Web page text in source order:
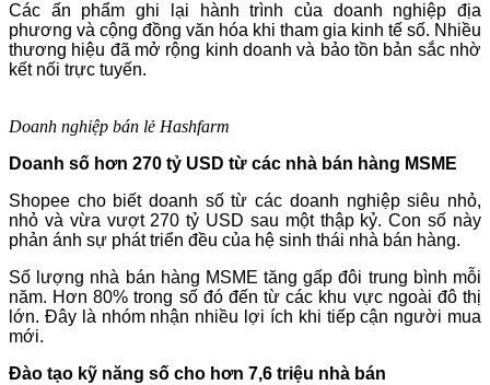
Các ấn phẩm ghi lại hành trình của doanh nghiệp địa
phương và cộng đồng văn hóa khi tham gia kinh tế số. Nhiều
thương hiệu đã mở rộng kinh doanh và bảo tồn bản sắc nhờ
kết nối trực tuyến.
Doanh nghiệp bán lẻ Hashfarm
Doanh số hơn 270 tỷ USD từ các nhà bán hàng MSME
Shopee cho biết doanh số từ các doanh nghiệp siêu nhỏ,
nhỏ và vừa vượt 270 tỷ USD sau một thập kỷ. Con số này
phản ánh sự phát triển đều của hệ sinh thái nhà bán hàng.
Số lượng nhà bán hàng MSME tăng gấp đôi trung bình mỗi
năm. Hơn 80% trong số đó đến từ các khu vực ngoài đô thị
lớn. Đây là nhóm nhận nhiều lợi ích khi tiếp cận người mua
mới.
Đào tạo kỹ năng số cho hơn 7,6 triệu nhà bán